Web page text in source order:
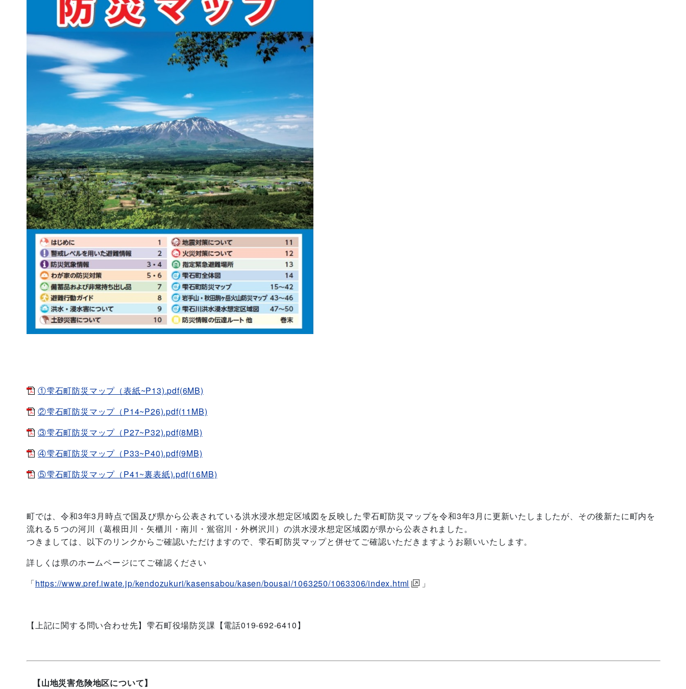
①雫石町防災マップ（表紙~P13).pdf(6MB)
②雫石町防災マップ（P14~P26).pdf(11MB)
③雫石町防災マップ（P27~P32).pdf(8MB)
④雫石町防災マップ（P33~P40).pdf(9MB)
⑤雫石町防災マップ（P41~裏表紙).pdf(16MB)
町では、令和3年3月時点で国及び県から公表されている洪水浸水想定区域図を反映した雫石町防災マップを令和3年3月に更新いたしましたが、その後新たに町内を
流れる５つの河川（葛根田川・矢櫃川・南川・鴬宿川・外桝沢川）の洪水浸水想定区域図が県から公表されました。
つきましては、以下のリンクからご確認いただけますので、雫石町防災マップと併せてご確認いただきますようお願いいたします。
詳しくは県のホームページにてご確認ください
「https://www.pref.iwate.jp/kendozukuri/kasensabou/kasen/bousai/1063250/1063306/index.html 」
【上記に関する問い合わせ先】雫石町役場防災課【電話019-692-6410】
【山地災害危険地区について】